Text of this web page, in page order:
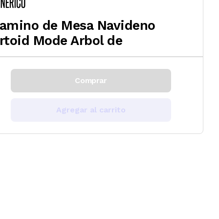
de Mesa Navideno
Mode Arbol de
Comprar
Agregar al carrito